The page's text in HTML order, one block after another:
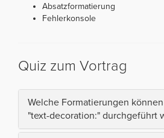
Absatzformatierung
Fehlerkonsole
Quiz zum Vortrag
Welche Formatierungen
"text-decoration:" durchgeführt